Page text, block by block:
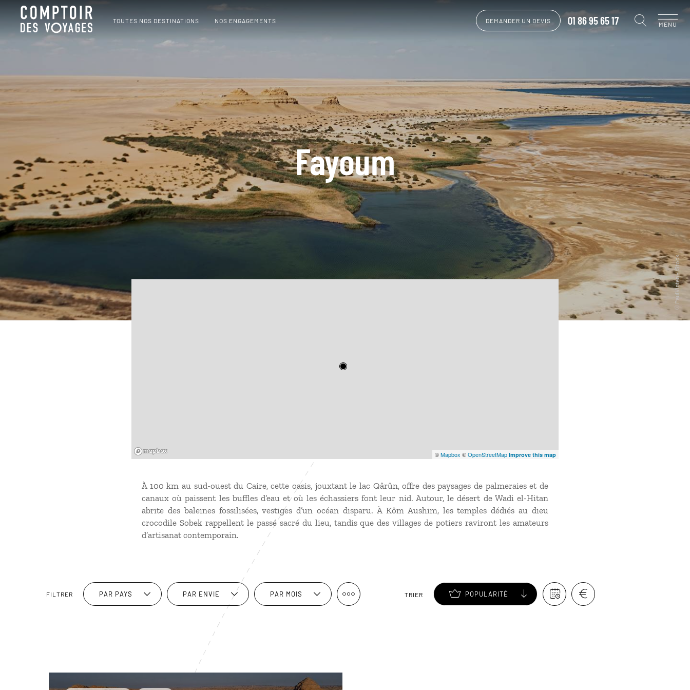
TOUTES NOS DESTINATIONS NOS ENGAGEMENTS DEMANDER UN DEVIS 01 86 95 65 17 MENU
Fayoum
©Mapbox ©OpenStreetMap Improve this map
À 100 km au sud-ouest du Caire, cette oasis, jouxtant le lac Qârûn, offre des paysages de palmeraies et de
canaux où paissent les buffles d’eau et où les échassiers font leur nid. Autour, le désert de Wadi el-Hitan
abrite des baleines fossilisées, vestiges d’un océan disparu. À Kôm Aushim, les temples dédiés au dieu
crocodile Sobek rappellent le passé sacré du lieu, tandis que des villages de potiers raviront les amateurs
d’artisanat contemporain.
FILTRER PAR PAYS PAR ENVIE PAR MOIS TRIER POPULARITÉ